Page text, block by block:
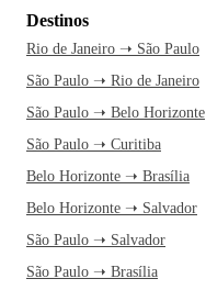
Destinos
Rio de Janeiro ➝ São Paulo
São Paulo ➝ Rio de Janeiro
São Paulo ➝ Belo Horizonte
São Paulo ➝ Curitiba
Belo Horizonte ➝ Brasília
Belo Horizonte ➝ Salvador
São Paulo ➝ Salvador
São Paulo ➝ Brasília